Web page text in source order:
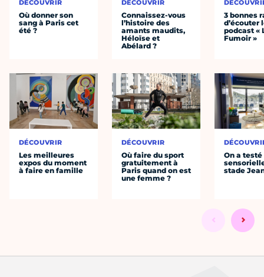
DÉCOUVRIR
Où donner son
sang à Paris cet
été ?
DÉCOUVRIR
Les meilleures
expos du moment
à faire en famille
DÉCOUVRIR
Connaissez-vous
l’histoire des
amants maudits,
Héloïse et
Abélard ?
DÉCOUVRIR
Où faire du sport
gratuitement à
Paris quand on est
une femme ?
3 bonnes
d’écouter
podcast «
Fumoir »
On a
stade